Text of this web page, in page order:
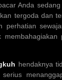
Anda
tergoda dan
perhatian
hendaknya